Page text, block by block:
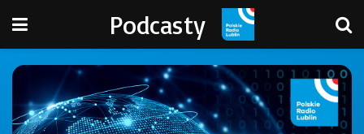
Podcasty